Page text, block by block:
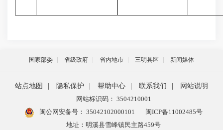
国家部委 省级政府 省内地市 三明县区 新闻媒体
站点地图 隐私保护 帮助中心 联系我们
网站说明
网站标识码： 3504210001
闽公网安备号： 35042102000101
闽ICP备11002485号
地址：明溪县雪峰镇民主路459号